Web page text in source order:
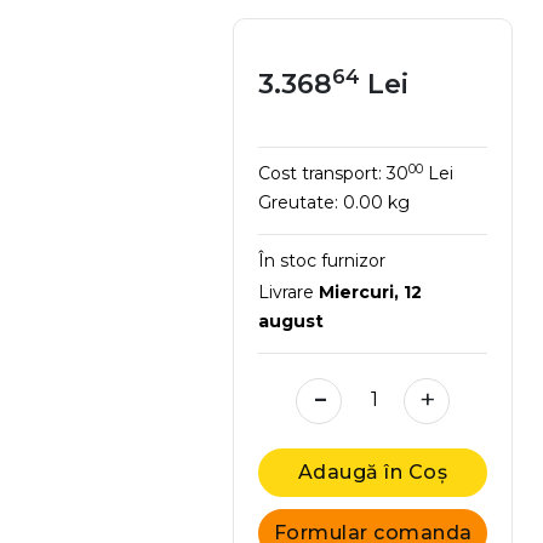
3.36864 Lei
Cost transport:3000 Lei
Greutate: 0.00 kg
În stoc furnizor
Livrare Miercuri, 12
august
- +
Adaugă în Coș
Formular comanda